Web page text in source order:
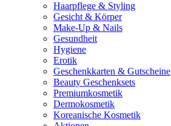
Haarpflege & Styling
Gesicht & Körper
Make-Up & Nails
Gesundheit
Hygiene
Erotik
Geschenkkarten & Gutscheine
Beauty Geschenksets
Premiumkosmetik
Dermokosmetik
Koreanische Kosmetik